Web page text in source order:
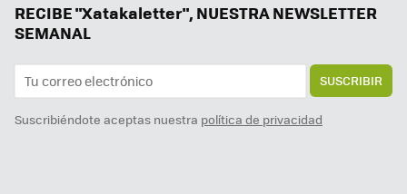
RECIBE "Xatakaletter", NUESTRA NEWSLETTER
SEMANAL
SUSCRIBIR
Suscribiéndote aceptas nuestra política de privacidad